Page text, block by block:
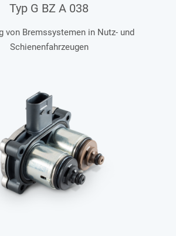
Typ G BZ A 038
von Bremssystemen in Nutz- und
Schienenfahrzeugen